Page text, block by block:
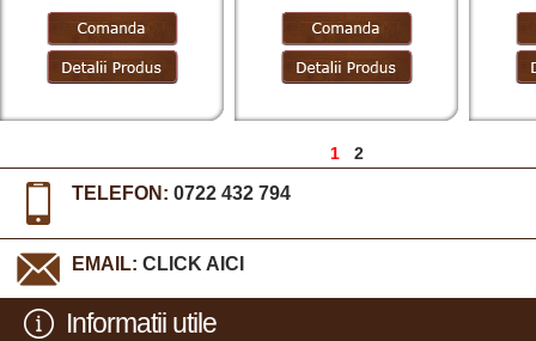
1 2
TELEFON: 0722 432 794
EMAIL: CLICK AICI
Informatii utile